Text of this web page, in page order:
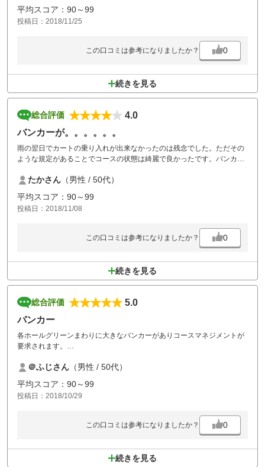
が良いと思います。前の組を待っているだけなのに、警告音はないです
よ～
平均スコア：90～99
投稿日：2018/11/25
この口コミは参考になりましたか？ 0
続きを見る
総合評価
4.0
バンカーが。。。。。。
雨の翌日でカートの乗り入れが出来なかったのは残念でした。ただその
ような規定があることでコースの状態は綺麗で良かったです。バンカー
ボールも全てバンカーの中に、、、、、
また行こうと思います
たかさん （男性 / 50代）
平均スコア：90～99
投稿日：2018/11/08
この口コミは参考になりましたか？ 0
続きを見る
総合評価
5.0
バンカー
各ホールグリーンまわりに大きなバンカーがありコースマネジメントが
要求されます。
かったです。
＠ふじさん （男性 / 50代）
平均スコア：90～99
投稿日：2018/10/29
この口コミは参考になりましたか？ 0
続きを見る